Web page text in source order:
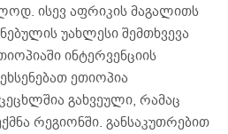
ისევ აფრიკის მაგალითს
უახლესი შემთხვევა
ინტერვენციის
ეთიოპია
გახვეული, რამაც
რეგიონში. განსაკუთრებით